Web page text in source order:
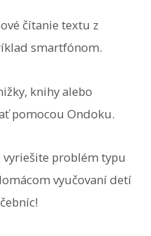
čítanie textu z
smartfónom.
knihy alebo
pomocou Ondoku.
problém typu
vyučovaní detí